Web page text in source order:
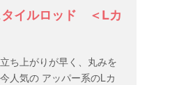
タイルロッド ＜Lカ
ち上がりが早く、丸みを
人気の アッパー系のLカ